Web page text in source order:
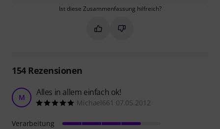
Ist diese Zusammenfassung hilfreich?
Markieren Sie diese
Markieren Sie diese
154Rezensionen
M Alles in allem einfach ok!
Michael661 07.05.2012
Verarbeitung